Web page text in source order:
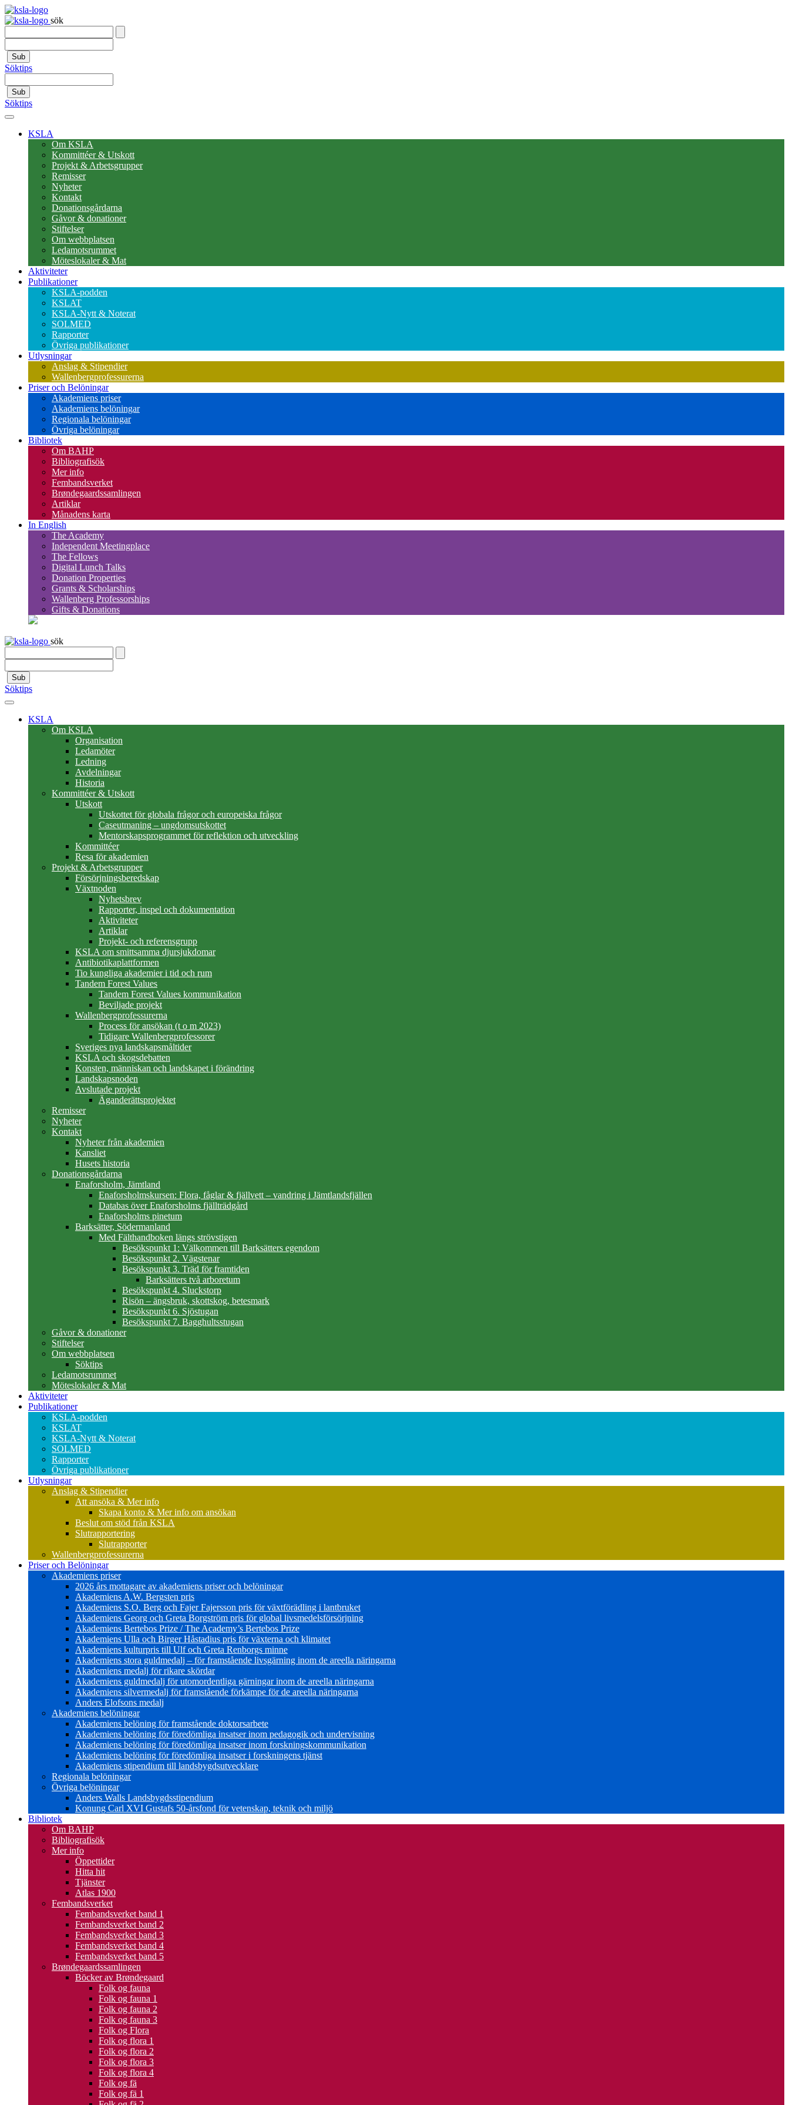
sök
Sub
Söktips
Sub
Söktips
KSLA
Om KSLA
Kommittéer & Utskott
Projekt & Arbetsgrupper
Remisser
Nyheter
Kontakt
Donationsgårdarna
Gåvor & donationer
Stiftelser
Om webbplatsen
Ledamotsrummet
Möteslokaler & Mat
Aktiviteter
Publikationer
KSLA-podden
KSLAT
KSLA-Nytt & Noterat
SOLMED
Rapporter
Övriga publikationer
Utlysningar
Anslag & Stipendier
Wallenbergprofessurerna
Priser och Belöningar
Akademiens priser
Akademiens belöningar
Regionala belöningar
Övriga belöningar
Bibliotek
Om BAHP
Bibliografisök
Mer info
Fembandsverket
Brøndegaardssamlingen
Artiklar
Månadens karta
In English
The Academy
Independent Meetingplace
The Fellows
Digital Lunch Talks
Donation Properties
Grants & Scholarships
Wallenberg Professorships
Gifts & Donations
sök
Sub
Söktips
KSLA
Om KSLA
Organisation
Ledamöter
Ledning
Avdelningar
Historia
Kommittéer & Utskott
Utskott
Utskottet för globala frågor och europeiska frågor
Caseutmaning – ungdomsutskottet
Mentorskapsprogrammet för reflektion och utveckling
Kommittéer
Resa för akademien
Projekt & Arbetsgrupper
Försörjningsberedskap
Växtnoden
Nyhetsbrev
Rapporter, inspel och dokumentation
Aktiviteter
Artiklar
Projekt- och referensgrupp
KSLA om smittsamma djursjukdomar
Antibiotikaplattformen
Tio kungliga akademier i tid och rum
Tandem Forest Values
Tandem Forest Values kommunikation
Beviljade projekt
Wallenbergprofessurerna
Process för ansökan (t o m 2023)
Tidigare Wallenbergprofessorer
Sveriges nya landskapsmåltider
KSLA och skogsdebatten
Konsten, människan och landskapet i förändring
Landskapsnoden
Avslutade projekt
Äganderättsprojektet
Remisser
Nyheter
Kontakt
Nyheter från akademien
Kansliet
Husets historia
Donationsgårdarna
Enaforsholm, Jämtland
Enaforsholmskursen: Flora, fåglar & fjällvett – vandring i Jämtlandsfjällen
Databas över Enaforsholms fjällträdgård
Enaforsholms pinetum
Barksätter, Södermanland
Med Fälthandboken längs strövstigen
Besökspunkt 1: Välkommen till Barksätters egendom
Besökspunkt 2. Vägstenar
Besökspunkt 3. Träd för framtiden
Barksätters två arboretum
Besökspunkt 4. Sluckstorp
Risön – ängsbruk, skottskog, betesmark
Besökspunkt 6. Sjöstugan
Besökspunkt 7. Bagghultsstugan
Gåvor & donationer
Stiftelser
Om webbplatsen
Söktips
Ledamotsrummet
Möteslokaler & Mat
Aktiviteter
Publikationer
KSLA-podden
KSLAT
KSLA-Nytt & Noterat
SOLMED
Rapporter
Övriga publikationer
Utlysningar
Anslag & Stipendier
Att ansöka & Mer info
Skapa konto & Mer info om ansökan
Beslut om stöd från KSLA
Slutrapportering
Slutrapporter
Wallenbergprofessurerna
Priser och Belöningar
Akademiens priser
2026 års mottagare av akademiens priser och belöningar
Akademiens A.W. Bergsten pris
Akademiens S.O. Berg och Fajer Fajersson pris för växtförädling i lantbruket
Akademiens Georg och Greta Borgström pris för global livsmedelsförsörjning
Akademiens Bertebos Prize / The Academy’s Bertebos Prize
Akademiens Ulla och Birger Håstadius pris för växterna och klimatet
Akademiens kulturpris till Ulf och Greta Renborgs minne
Akademiens stora guldmedalj – för framstående livsgärning inom de areella näringarna
Akademiens medalj för rikare skördar
Akademiens guldmedalj för utomordentliga gärningar inom de areella näringarna
Akademiens silvermedalj för framstående förkämpe för de areella näringarna
Anders Elofsons medalj
Akademiens belöningar
Akademiens belöning för framstående doktorsarbete
Akademiens belöning för föredömliga insatser inom pedagogik och undervisning
Akademiens belöning för föredömliga insatser inom forskningskommunikation
Akademiens belöning för föredömliga insatser i forskningens tjänst
Akademiens stipendium till landsbygdsutvecklare
Regionala belöningar
Övriga belöningar
Anders Walls Landsbygdsstipendium
Konung Carl XVI Gustafs 50-årsfond för vetenskap, teknik och miljö
Bibliotek
Om BAHP
Bibliografisök
Mer info
Öppettider
Hitta hit
Tjänster
Atlas 1900
Fembandsverket
Fembandsverket band 1
Fembandsverket band 2
Fembandsverket band 3
Fembandsverket band 4
Fembandsverket band 5
Brøndegaardssamlingen
Böcker av Brøndegaard
Folk og fauna
Folk og fauna 1
Folk og fauna 2
Folk og fauna 3
Folk og Flora
Folk og flora 1
Folk og flora 2
Folk og flora 3
Folk og flora 4
Folk og fä
Folk og fä 1